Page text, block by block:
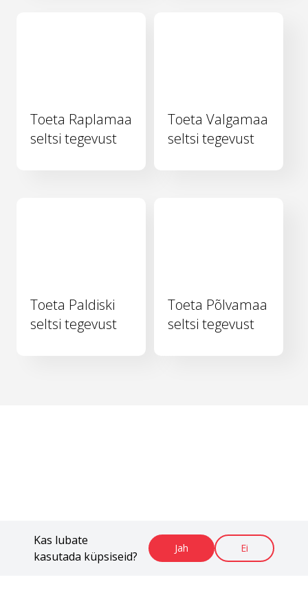
Kas lubate
kasutada küpsiseid?
Jah Ei
Toeta Raplamaa
seltsi tegevust
Toeta Valgamaa
seltsi tegevust
Toeta Paldiski
seltsi tegevust
Toeta Põlvamaa
seltsi tegevust